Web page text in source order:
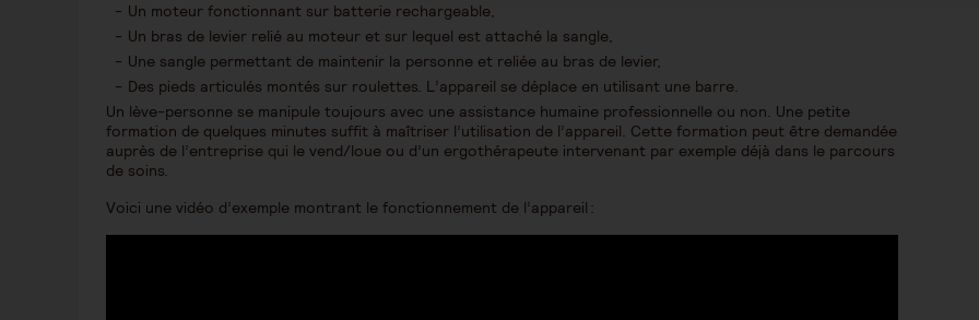
Un moteur fonctionnant sur batterie rechargeable,
Un bras de levier relié au moteur et sur lequel est attaché la sangle,
Une sangle permettant de maintenir la personne et reliée au bras de levier,
Des pieds articulés montés sur roulettes. L’appareil se déplace en utilisant une barre.
Un lève-personne se manipule toujours avec une assistance humaine professionnelle ou non. Une petite
formation de quelques minutes suffit à maîtriser l’utilisation de l’appareil. Cette formation peut être demandée
auprès de l’entreprise qui le vend/loue ou d’un ergothérapeute intervenant par exemple déjà dans le parcours
de soins.
Voici une vidéo d’exemple montrant le fonctionnement de l’appareil :